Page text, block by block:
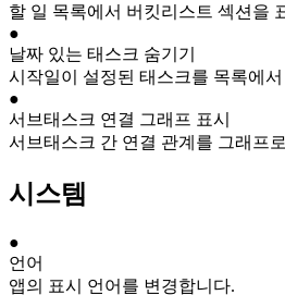
할 일 목록에서 버킷리스트 섹션을
●
날짜 있는 태스크 숨기기
시작일이 설정된 태스크를 목록에
●
서브태스크 연결 그래프 표시
서브태스크 간 연결 관계를 그래프
시스템
●
언어
앱의 표시 언어를 변경합니다.